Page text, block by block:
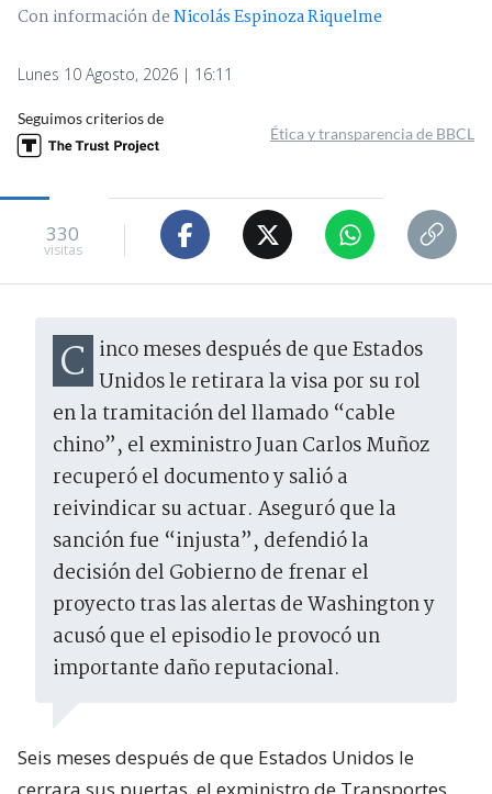
Con información deNicolás Espinoza Riquelme
Lunes 10 Agosto, 2026 | 16:11
Seguimos criterios de
Ética y transparencia de BBCL
330
visitas
Cinco meses después de que Estados Unidos le retirara la visa por su rol
en la tramitación del llamado “cable
chino”, el exministro Juan Carlos Muñoz
recuperó el documento y salió a
reivindicar su actuar. Aseguró que la
sanción fue “injusta”, defendió la
decisión del Gobierno de frenar el
proyecto tras las alertas de Washington y
acusó que el episodio le provocó un
importante daño reputacional.
Seis meses después de que Estados Unidos le